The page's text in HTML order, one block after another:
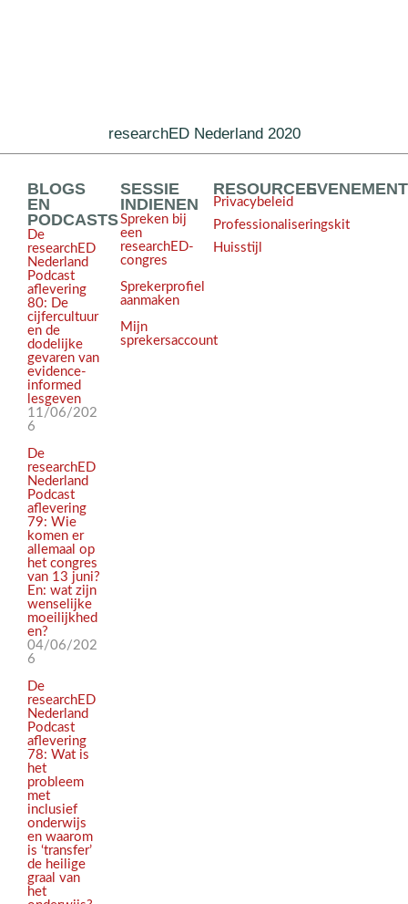
researchED Nederland 2020
BLOGS
EN
PODCASTS
De
researchED
Nederland
Podcast
aflevering
80: De
cijfercultuur
en de
dodelijke
gevaren van
evidence-
informed
lesgeven
11/06/202
6
De
researchED
Nederland
Podcast
aflevering
79: Wie
komen er
allemaal op
het congres
van 13 juni?
En: wat zijn
wenselijke
moeilijkhed
en?
04/06/202
6
De
researchED
Nederland
Podcast
aflevering
78: Wat is
het
probleem
met
inclusief
onderwijs
en waarom
is ‘transfer’
de heilige
graal van
het
SESSIE
INDIENEN
Spreken bij
een
researchED-
congres
Sprekerprofiel
aanmaken
Mijn
sprekersaccount
RESOURCES
Privacybeleid
Professionaliseringskit
Huisstijl